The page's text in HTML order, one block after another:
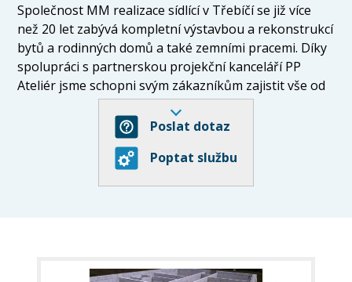
Společnost MM realizace sídlící v Třebíčí se již více
než 20 let zabývá kompletní výstavbou a rekonstrukcí
bytů a rodinných domů a také zemními pracemi. Díky
spolupráci s partnerskou projekční kanceláří PP
Ateliér jsme schopni svým zákazníkům zajistit vše od
vyřízení stavebního povolení až po finální realizaci
stavby. Ke každé zakázce se snažíme přistupovat
individuálně, což považujeme za stavební kámen
úspěšné realizace. Naším cílem je především
Poslat dotaz
Poptat službu